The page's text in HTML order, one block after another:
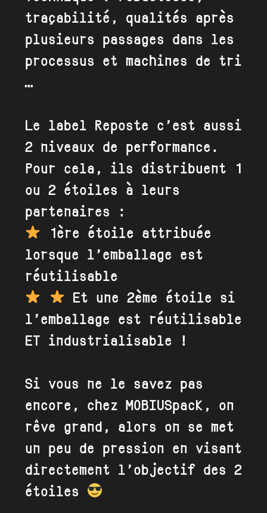
traçabilité, qualités après
plusieurs passages dans les
processus et machines de tri
…
Le label Reposte c’est aussi
2 niveaux de performance.
Pour cela, ils distribuent 1
ou 2 étoiles à leurs
partenaires :
1ère étoile attribuée
lorsque l’emballage est
réutilisable
Et une 2ème étoile si
l’emballage est réutilisable
ET industrialisable !
Si vous ne le savez pas
encore, chez MOBIUSpack, on
rêve grand, alors on se met
un peu de pression en visant
directement l’objectif des 2
étoiles